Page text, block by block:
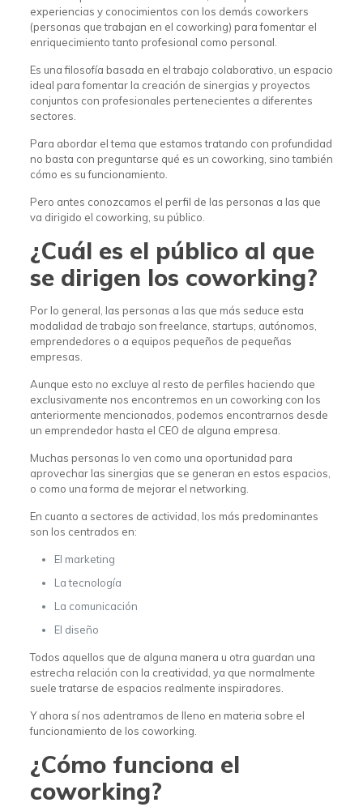
experiencias y conocimientos con los demás coworkers
(personas que trabajan en el coworking) para fomentar el
enriquecimiento tanto profesional como personal.
Es una filosofía basada en el trabajo colaborativo, un espacio
ideal para fomentar la creación de sinergias y proyectos
conjuntos con profesionales pertenecientes a diferentes
sectores.
Para abordar el tema que estamos tratando con profundidad
no basta con preguntarse qué es un coworking, sino también
cómo es su funcionamiento.
Pero antes conozcamos el perfil de las personas a las que
va dirigido el coworking, su público.
¿Cuál es el público al que
se dirigen los coworking?
Por lo general, las personas a las que más seduce esta
modalidad de trabajo son freelance, startups, autónomos,
emprendedores o a equipos pequeños de pequeñas
empresas.
Aunque esto no excluye al resto de perfiles haciendo que
exclusivamente nos encontremos en un coworking con los
anteriormente mencionados, podemos encontrarnos desde
un emprendedor hasta el CEO de alguna empresa.
Muchas personas lo ven como una oportunidad para
aprovechar las sinergias que se generan en estos espacios,
o como una forma de mejorar el networking.
En cuanto a sectores de actividad, los más predominantes
son los centrados en:
El marketing
La tecnología
La comunicación
El diseño
Todos aquellos que de alguna manera u otra guardan una
estrecha relación con la creatividad, ya que normalmente
suele tratarse de espacios realmente inspiradores.
Y ahora sí nos adentramos de lleno en materia sobre el
funcionamiento de los coworking.
¿Cómo funciona el
coworking?